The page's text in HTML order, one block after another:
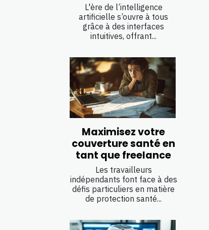
L'ère de l’intelligence
artificielle s’ouvre à tous
grâce à des interfaces
intuitives, offrant...
Maximisez votre
couverture santé en
tant que freelance
Les travailleurs
indépendants font face à des
défis particuliers en matière
de protection santé...